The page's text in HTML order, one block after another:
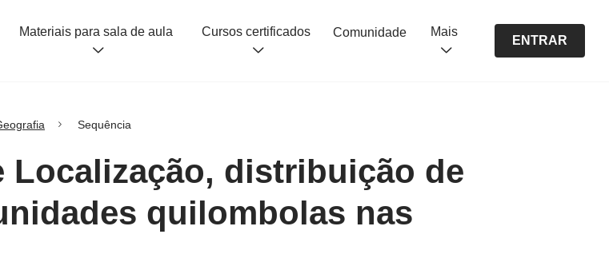
Materiais para sala de aula Cursos certificados Comunidade Mais
ENTRAR
Sequência
Localização, distribuição de
quilombolas nas